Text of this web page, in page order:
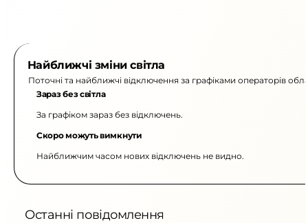
Найближчі зміни світла
Поточні та найближчі відключення за графіками операторів
Зараз без світла
За графіком зараз без відключень.
Скоро можуть вимкнути
Найближчим часом нових відключень не видно.
Останні повідомлення